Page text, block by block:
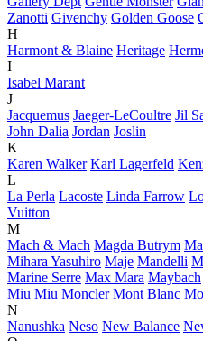
Zanotti Givenchy Golden Goose
H
Harmont & Blaine Heritage
I
Isabel Marant
J
Jacquemus Jaeger-LeCoultre Jil
John Dalia Jordan Joslin
K
Karen Walker Karl Lagerfeld
L
La Perla Lacoste Linda Farrow
Vuitton
M
Mach & Mach Magda Butrym
Mihara Yasuhiro Maje Mandelli
Marine Serre Max Mara Maybach
Miu Miu Moncler Mont Blanc
N
Nanushka Neso New Balance